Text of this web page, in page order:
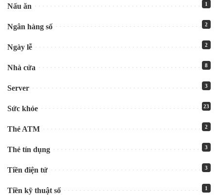
Nấu ăn 1
Ngân hàng số 2
Ngày lễ 2
Nhà cửa 8
Server 3
Sức khỏe 23
Thẻ ATM 2
Thẻ tín dụng 3
Tiền điện tử 3
Tiền kỹ thuật số 1